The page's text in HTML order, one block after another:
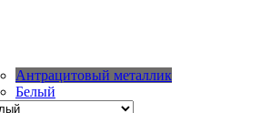
Антрацитовый металлик
Белый